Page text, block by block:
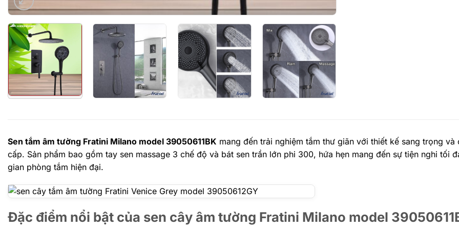
Sen tắm âm tường Fratini Milano model 39050611BK mang đến trải nghiệm tắm thư giãn với thiết kế sang trọng và
cấp. Sản phẩm bao gồm tay sen massage 3 chế độ và bát sen trần lớn phi 300, hứa hẹn mang đến sự tiện nghi tối
gian phòng tắm hiện đại.
Đặc điểm nổi bật của sen cây âm tường Fratini Milano model